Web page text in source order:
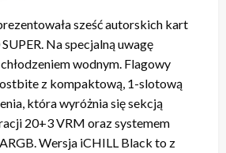
sześć autorskich kart
Na specjalną uwagę
wodnym. Flagowy
z kompaktową, 1-slotową
która wyróżnia się sekcją
20+3 VRM oraz systemem
Wersja iCHILL Black to z